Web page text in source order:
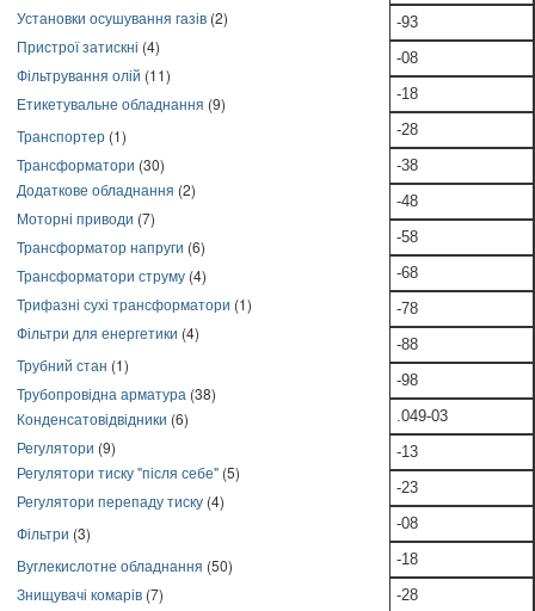
Установки осушування газів (2)
Пристрої затискні (4)
Фільтрування олій (11)
Етикетувальне обладнання (9)
Транспортер (1)
Трансформатори (30)
Додаткове обладнання (2)
Моторні приводи (7)
Трансформатор напруги (6)
Трансформатори струму (4)
Трифазні сухі трансформатори (1)
Фільтри для енергетики (4)
Трубний стан (1)
Трубопровідна арматура (38)
Конденсатовідвідники (6)
Регулятори (9)
Регулятори тиску "після себе" (5)
Регулятори перепаду тиску (4)
Фільтри (3)
Вуглекислотне обладнання (50)
Знищувачі комарів (7)
-93
-08
-18
-28
-38
-48
-58
-68
-78
-88
-98
.049-03
-13
-23
-08
-18
-28